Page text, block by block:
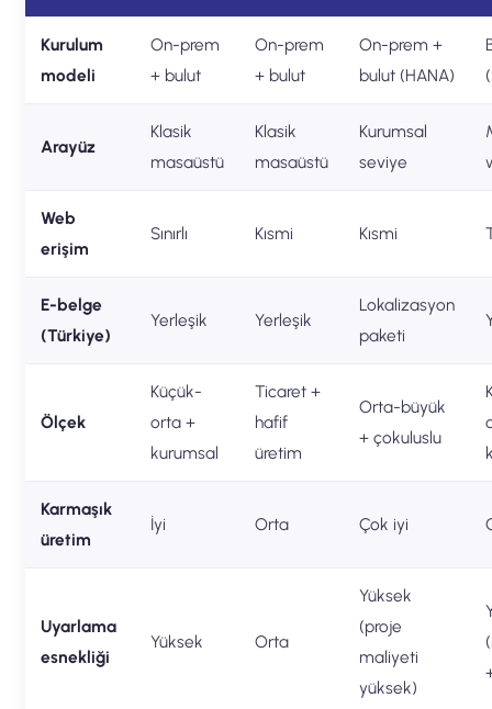
Kurulum
modeli
On-prem
+ bulut
On-prem
+ bulut
On-prem +
bulut (HANA)
Arayüz
Klasik
masaüstü
Klasik
masaüstü
Kurumsal
seviye
Web
erişim
Sınırlı Kısmi Kısmi
E-belge
(Türkiye)
Yerleşik Yerleşik
Lokalizasyon
paketi
Ölçek
Küçük-
orta +
kurumsal
Ticaret +
hafif
üretim
Orta-büyük
+ çokuluslu
Karmaşık
üretim
İyi Orta Çok iyi
Uyarlama
esnekliği
Yüksek Orta
Yüksek
(proje
maliyeti
yüksek)